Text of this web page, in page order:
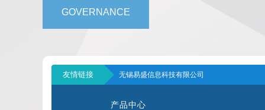
GOVERNANCE
友情链接 无锡易盛信息科技有限公司
产品中心